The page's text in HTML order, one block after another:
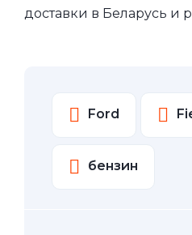
доставки в Беларусь и
Ford
бензин